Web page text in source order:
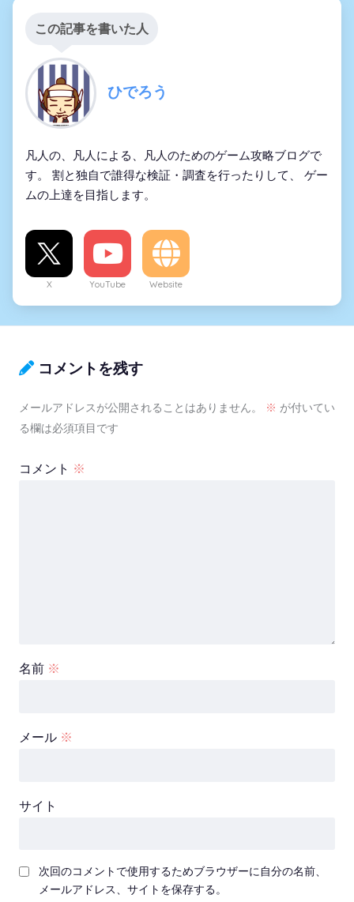
この記事を書いた人
ひでろう
凡人の、凡人による、凡人のためのゲーム攻略ブログで
す。 割と独自で誰得な検証・調査を行ったりして、 ゲー
ムの上達を目指します。
X YouTube Website
コメントを残す
メールアドレスが公開されることはありません。 ※ が付いてい
る欄は必須項目です
コメント ※
名前 ※
メール ※
サイト
次回のコメントで使用するためブラウザーに自分の名前、
メールアドレス、サイトを保存する。